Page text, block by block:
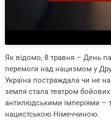
Як відомо, 8 травня – День
перемоги над нацизмом у
Україна постраждала чи не
земля стала театром
антилюдськими імперіями –
нацистською Німеччиною.